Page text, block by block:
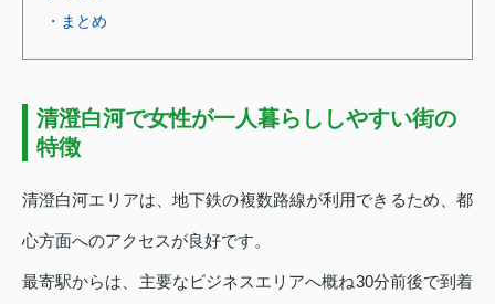
・まとめ
清澄白河で女性が一人暮らししやすい街の
特徴
清澄白河エリアは、地下鉄の複数路線が利用できるため、都
心方面へのアクセスが良好です。
最寄駅からは、主要なビジネスエリアへ概ね30分前後で到着